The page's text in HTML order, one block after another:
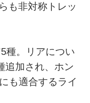
も非対称トレッ
種。リアについ
追加され、ホン
も適合するライ